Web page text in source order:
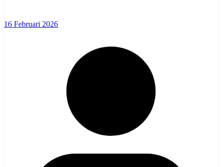
16 Februari 2026